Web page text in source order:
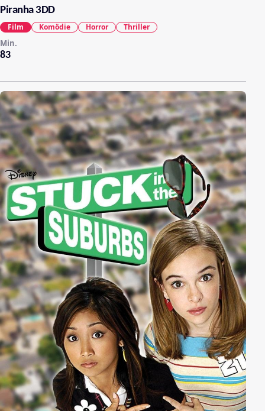
Piranha 3DD
83
Min.
Film Komödie Horror Thriller